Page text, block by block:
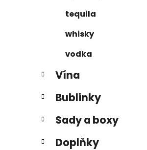
tequila
whisky
vodka
Vína
Bublinky
Sady a boxy
Doplňky